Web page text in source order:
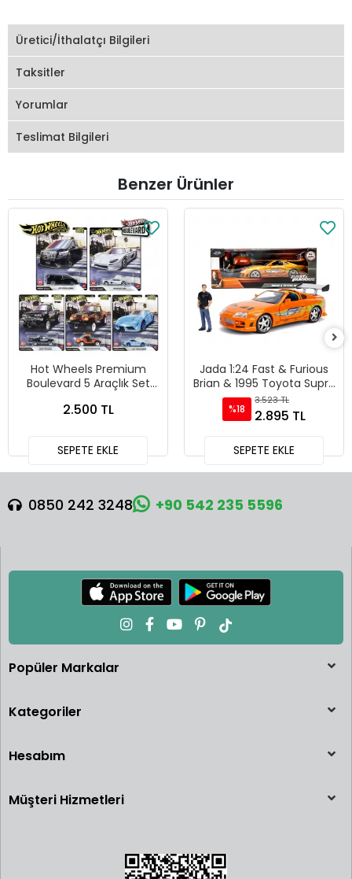
Üretici/İthalatçı Bilgileri
Taksitler
Yorumlar
Teslimat Bilgileri
Benzer Ürünler
Hot Wheels Premium
Boulevard 5 Araçlık Set
2.500 TL
SEPETE EKLE
Jada 1:24 Fast & Furious
Brian & 1995 Toyota Supra
Diecast Model Araba -
30738
%18
3.523 TL
2.895 TL
SEPETE EKLE
0850 242 3248 +90 542 235 5596
Popüler Markalar
Kategoriler
Hesabım
Müşteri Hizmetleri